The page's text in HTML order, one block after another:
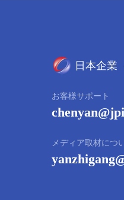
お客様サポート
メディア取材につ